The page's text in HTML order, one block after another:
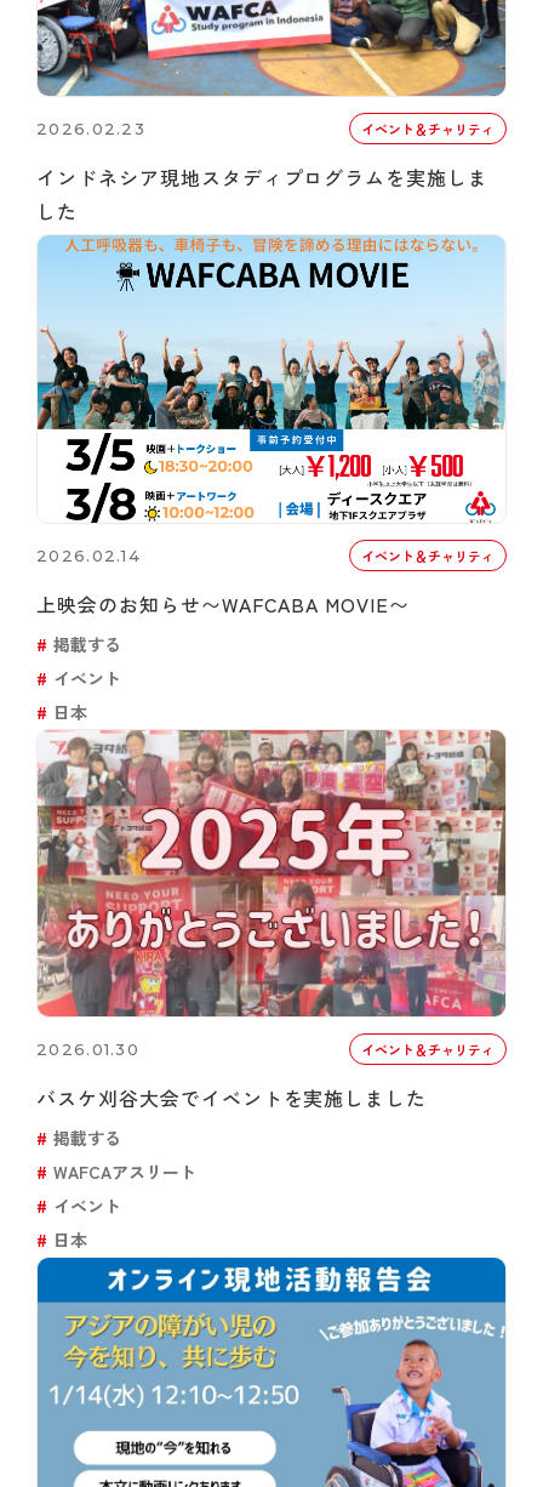
2026.02.23 イベント＆チャリティ
インドネシア現地スタディプログラムを実施しま
した
2026.02.14 イベント＆チャリティ
上映会のお知らせ〜WAFCABA MOVIE〜
掲載する
イベント
日本
2026.01.30 イベント＆チャリティ
バスケ刈谷大会でイベントを実施しました
掲載する
WAFCAアスリート
イベント
日本